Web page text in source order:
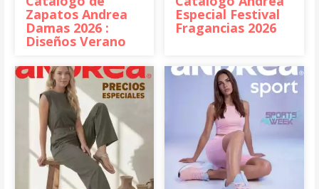
Zapatos Andrea
Damas 2026 :
Diseños Verano
Especial Festival
Fragancias 2026